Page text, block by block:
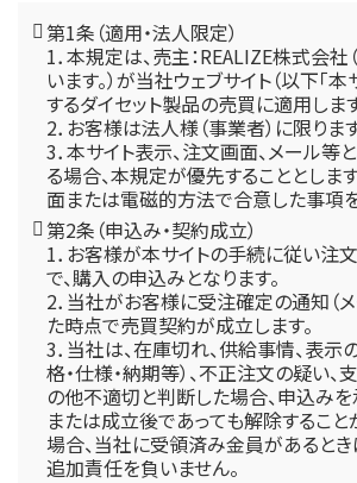
第1条（適用・法人限定）
1．本規定は、売主：REALIZE株式会社
います。）が当社ウェブサイト（以下「本
するダイセット製品の売買に適用します
2．お客様は法人様（事業者）に限ります
3．本サイト表示、注文画面、メール
る場合、本規定が優先することとしま
面または電磁的方法で合意した事項を
第2条（申込み・契約成立）
1．お客様が本サイトの手続に従い注
で、購入の申込みとなります。
2．当社がお客様に受注確定の通知（
た時点で売買契約が成立します。
3．当社は、在庫切れ、供給事情、表示
格・仕様・納期等）、不正注文の疑い、
の他不適切と判断した場合、申込みを
または成立後であっても解除すること
場合、当社に受領済み金員があると
追加責任を負いません。